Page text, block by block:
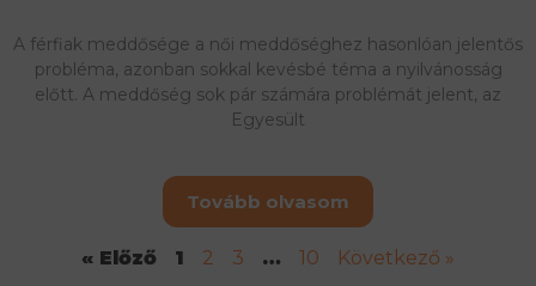
A férfiak meddősége a női meddőséghez hasonlóan jelentős
probléma, azonban sokkal kevésbé téma a nyilvánosság
előtt. A meddőség sok pár számára problémát jelent, az
Egyesült
Tovább olvasom
« Előző 1 2 3 … 10 Következő »